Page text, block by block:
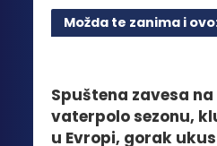
više
varijanti.
biti
izabrane
na
Možda te zanima i
Spuštena zavesa
vaterpolo sezonu,
u Evropi, gorak